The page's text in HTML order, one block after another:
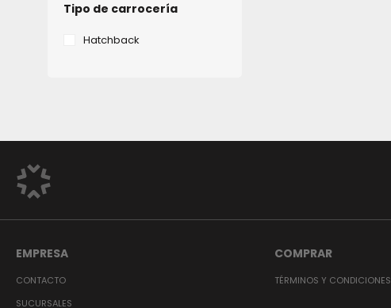
Tipo de carrocería
Hatchback
EMPRESA
CONTACTO
SUCURSALES
COMPRAR
TÉRMINOS Y CONDICIONES